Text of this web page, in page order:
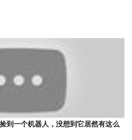
到一个机器人，没想到它居然有这么